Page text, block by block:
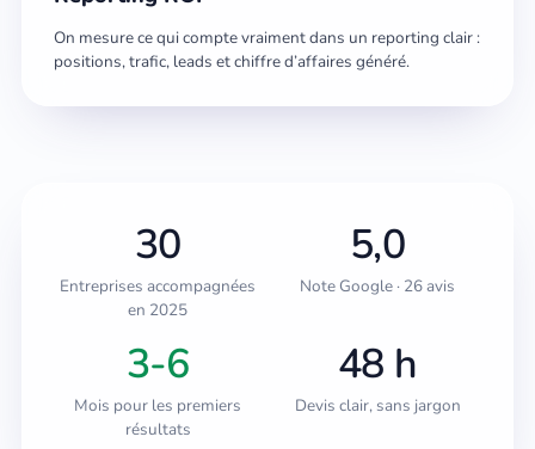
On mesure ce qui compte vraiment dans un reporting clair :
positions, trafic, leads et chiffre d’affaires généré.
30
Entreprises accompagnées
en 2025
5,0
Note Google · 26 avis
3-6
Mois pour les premiers
résultats
48 h
Devis clair, sans jargon